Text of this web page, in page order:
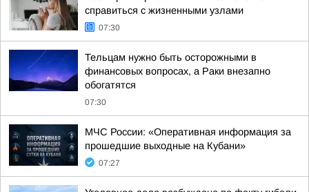
справиться с жизненными узлами
07:30
Тельцам нужно быть осторожными в
финансовых вопросах, а Раки внезапно
обогатятся
07:30
МЧС России: «Оперативная информация за
прошедшие выходные на Кубани»
07:27